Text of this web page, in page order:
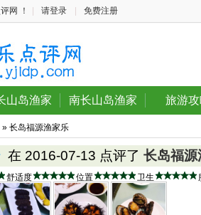
网 ！ 请登录 免费注册
山岛渔家 南长山岛渔家 旅游
» 长岛福源渔家乐
在 2016-07-13 点评了 长岛福源
舒适度 位置 卫生